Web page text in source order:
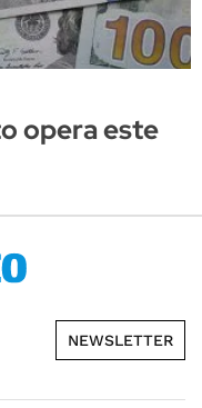
opera este
NEWSLETTER